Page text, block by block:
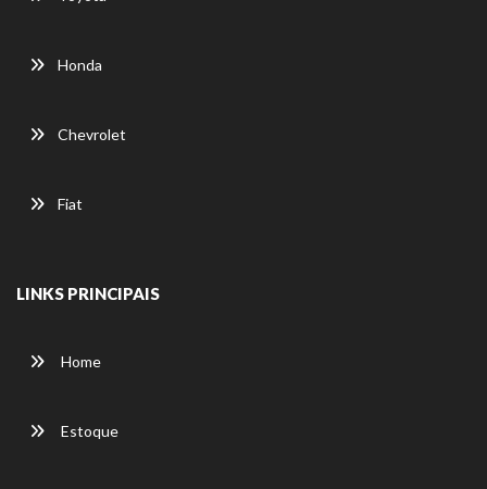
Honda
Chevrolet
Fiat
LINKS PRINCIPAIS
Home
Estoque